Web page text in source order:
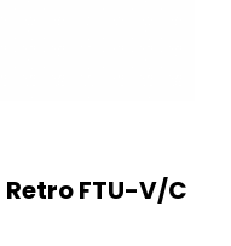
FTU-V/C